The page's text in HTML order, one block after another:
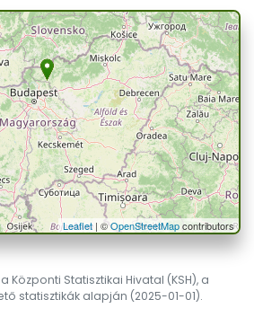
Leaflet| ©OpenStreetMapcontributors
Központi Statisztikai Hivatal (KSH), a
statisztikák alapján (2025-01-01).